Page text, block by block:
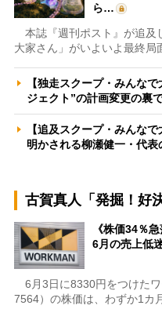
ら…
本誌『週刊ポスト』が追及
大家さん」がいよいよ最終局
【独走スクープ・みんな
ジェクト”の計画変更の裏
【追及スクープ・みんな
明かされる柳瀬健一・代
古賀真人「発掘！好
《株価34％
6月の売上低
6月3日に8330円をつけたワ
7564）の株価は、わずか1カ